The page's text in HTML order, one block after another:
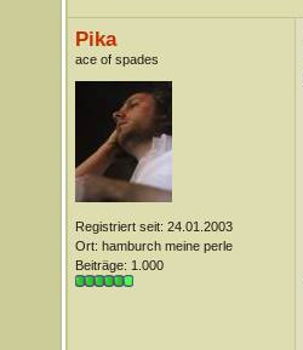
Pika
ace of spades
Registriert seit: 24.01.2003
Ort: hamburch meine perle
Beiträge: 1.000